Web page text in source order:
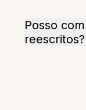
Posso
reescritos?